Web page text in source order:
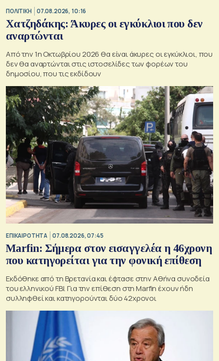
ΠΟΛΙΤΙΚΗ 07.08.2026, 10:16
Χατζηδάκης: Άκυρες οι εγκύκλιοι που δεν
αναρτώνται
Από την 1η Οκτωβρίου 2026 θα είναι άκυρες οι εγκύκλιοι, που
δεν θα αναρτώνται στις ιστοσελίδες των φορέων του
δημοσίου, που τις εκδίδουν
ΕΠΙΚΑΙΡΟΤΗΤΑ 07.08.2026, 07:45
Marfin: Σήμερα στον εισαγγελέα η 46χρονη
που κατηγορείται για την φονική επίθεση
Εκδόθηκε από τη Βρετανία και έφτασε στην Αθήνα συνοδεία
του ελληνικού FBI. Για την επίθεση στη Marfin έχουν ήδη
συλληφθεί και κατηγορούνται δύο 42χρονοι